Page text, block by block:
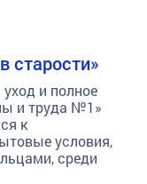
старости»
и полное
и труда №1»
к
условия,
среди